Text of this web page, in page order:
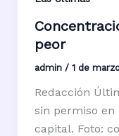
peor
admin / 1 de
Redacción
sin permiso en
capital. Foto: